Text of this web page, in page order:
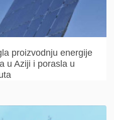
proizvodnju energije
u Aziji i porasla u